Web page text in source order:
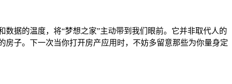
数据的温度，将“梦想之家”主动带到我们眼前。它并非取代人的
子。下一次当你打开房产应用时，不妨多留意那些为你量身定